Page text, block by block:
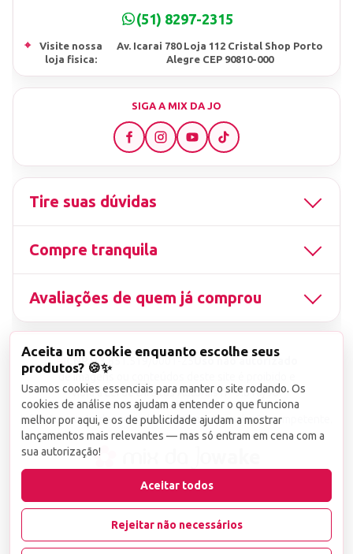
sua encomenda
Atendimento completo, antes e depois de sua
*EMITIMOS NOTAS FISCAIS DE TODAS AS VENDAS.
*NÃO COMPRE DE QUEM VENDE MAIS BARATO, SEM
NOTA, SEM PROCEDÊNCIA E SEM GARANTIA OU SEM
QUALQUER CONTROLE DO PRODUTO VENDIDO.
Todos os produtos vendidos por nossa loja são
materiais danificados.
(51) 8297-2315
⌖
Visite nossa
loja fisica:
Av. Icarai 780 Loja 112 Cristal Shop Porto
Alegre CEP 90810-000
SIGA A MIX DA JO
Tire suas dúvidas
Compre tranquila
Avaliações de quem já comprou
▤ CNPJ13.851.519/0001-25
de imagens ou conteúdos deste site é proibido e
viola a Lei de Direitos Autorais nº 9.610/98.
Infrações serão denunciadas diretamente ao órgão competente.
Aceita um cookie enquanto escolhe seus
produtos? 🍪✨
Usamos cookies essenciais para manter o site rodando. Os
cookies de análise nos ajudam a entender o que funciona
melhor por aqui, e os de publicidade ajudam a mostrar
lançamentos mais relevantes — mas só entram em cena com a
sua autorização!
Aceitar todos
Rejeitar não necessários